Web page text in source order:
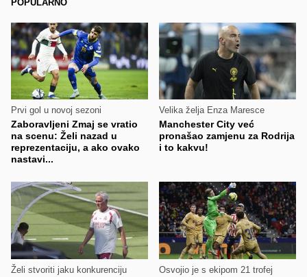
POPULARNO
Prvi gol u novoj sezoni
Zaboravljeni Zmaj se vratio
na scenu: Želi nazad u
reprezentaciju, a ako ovako
nastavi...
Velika želja Enza Maresce
Manchester City već
pronašao zamjenu za Rodrija
i to kakvu!
Želi stvoriti jaku konkurenciju Osvojio je s ekipom 21 trofej